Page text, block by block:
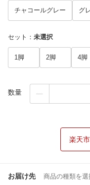
チャコールグレー グ
セット ： 未選択
1脚 2脚 4脚
数量
楽天
お届け先 商品の種類を